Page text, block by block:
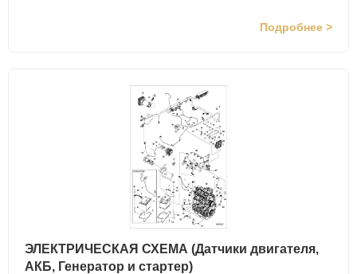
Подробнее >
ЭЛЕКТРИЧЕСКАЯ СХЕМА (Датчики двигателя,
АКБ, Генератор и стартер)